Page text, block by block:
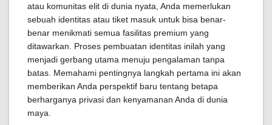
atau komunitas elit di dunia nyata, Anda memerlukan
sebuah identitas atau tiket masuk untuk bisa benar-
benar menikmati semua fasilitas premium yang
ditawarkan. Proses pembuatan identitas inilah yang
menjadi gerbang utama menuju pengalaman tanpa
batas. Memahami pentingnya langkah pertama ini akan
memberikan Anda perspektif baru tentang betapa
berharganya privasi dan kenyamanan Anda di dunia
maya.